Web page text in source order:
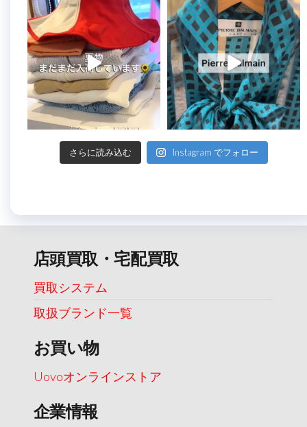
さらに読み込む Instagram でフォロー
店頭買取・宅配買取
買取システム
取扱ブランド一覧
お買い物
Uovoオンラインストア
企業情報